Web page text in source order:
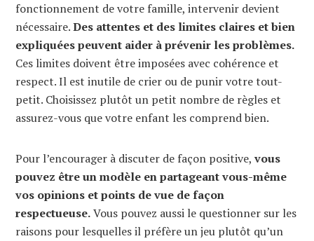
fonctionnement de votre famille, intervenir devient
nécessaire.Des attentes et des limites claires et bien
expliquées peuvent aider à prévenir les problèmes.
Ces limites doivent être imposées avec cohérence et
respect. Il est inutile de crier ou de punir votre tout-
petit. Choisissez plutôt un petit nombre de règles et
assurez-vous que votre enfant les comprend bien.
Pour l’encourager à discuter de façon positive, vous
pouvez être un modèle en partageant vous-même
vos opinions et points de vue de façon
respectueuse.Vous pouvez aussi le questionner sur les
raisons pour lesquelles il préfère un jeu plutôt qu’un